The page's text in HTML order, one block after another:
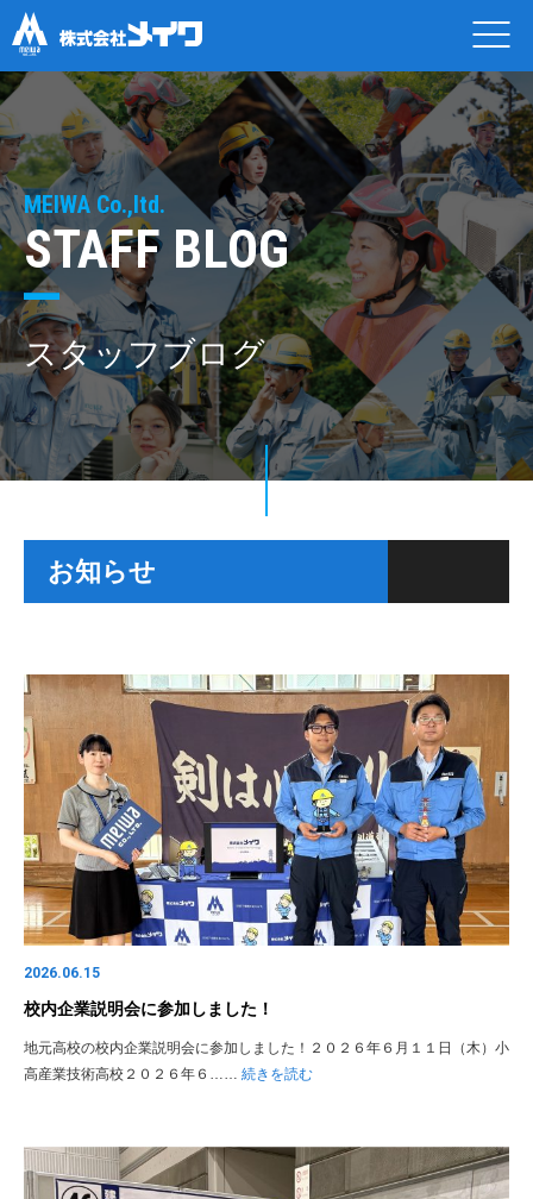
MEIWA Co.,ltd.
STAFF BLOG
スタッフブログ
お知らせ
2026.06.15
校内企業説明会に参加しました！
地元高校の校内企業説明会に参加しました！２０２６年６月１１日（木）小
高産業技術高校２０２６年６…… 続きを読む